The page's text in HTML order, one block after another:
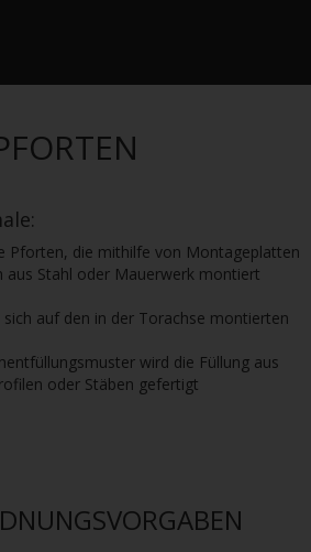
Pforten, die mithilfe von Montageplatten
aus Stahl oder Mauerwerk montiert
auf den in der Torachse montierten
wird die Füllung aus
oder Stäben gefertigt